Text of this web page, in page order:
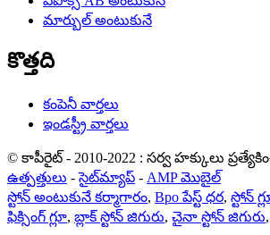
మార్బుల్ అంటుకునే
కొత్తది
కంపెనీ వార్తలు
ఇండస్ట్రీ వార్తలు
© కాపీరైట్ - 2010-2022 : సర్వ హక్కులు
ఉత్పత్తులు -సైట్‌మ్యాప్ - AMP మొబైల్
స్టోన్ అంటుకునే కర్మాగారం, Bpo పేస్ట్ ధర, స్టోన్
ఫిక్సింగ్ గ్లూ, బ్లాక్ స్టోన్ జిగురు, చైనా స్టోన్ జిగురు,